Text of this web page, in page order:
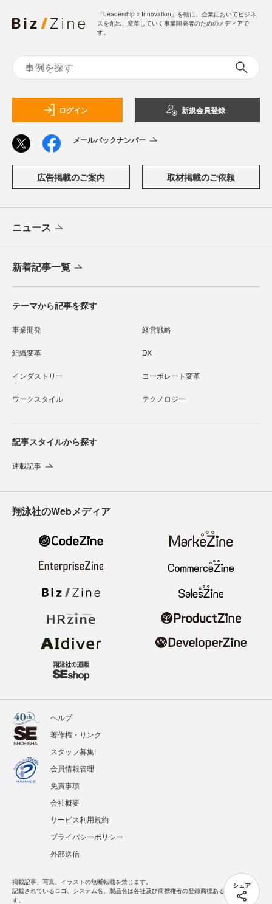
シェア
「Leadership ☓ Innovation」を軸に、企業においてビジネ
スを創出、変革していく事業開発者のためのメディアで
す。
ログイン 新規会員登録
メールバックナンバー
広告掲載のご案内 取材掲載のご依頼
ニュース
新着記事一覧
テーマから記事を探す
事業開発 経営戦略
組織変革 DX
インダストリー コーポレート変革
ワークスタイル テクノロジー
記事スタイルから探す
連載記事
翔泳社のWebメディア
ヘルプ
著作権・リンク
スタッフ募集!
会員情報管理
免責事項
会社概要
サービス利用規約
プライバシーポリシー
外部送信
掲載記事、写真、イラストの無断転載を禁じます。
記載されているロゴ、システム名、製品名は各社及び商標権者の登録商標あるいは商標で
す。